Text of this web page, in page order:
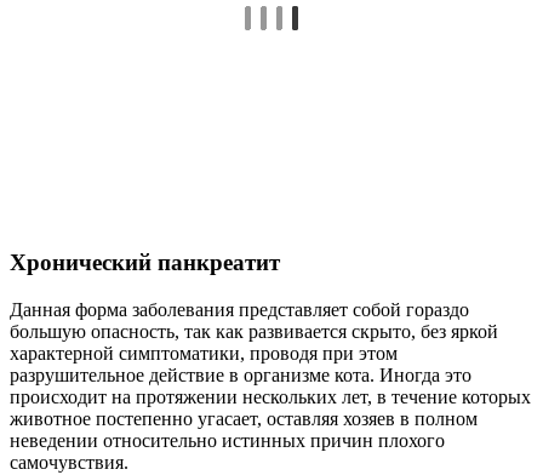
Хронический панкреатит
Данная форма заболевания представляет собой гораздо
большую опасность, так как развивается скрыто, без яркой
характерной симптоматики, проводя при этом
разрушительное действие в организме кота. Иногда это
происходит на протяжении нескольких лет, в течение которых
животное постепенно угасает, оставляя хозяев в полном
неведении относительно истинных причин плохого
самочувствия.